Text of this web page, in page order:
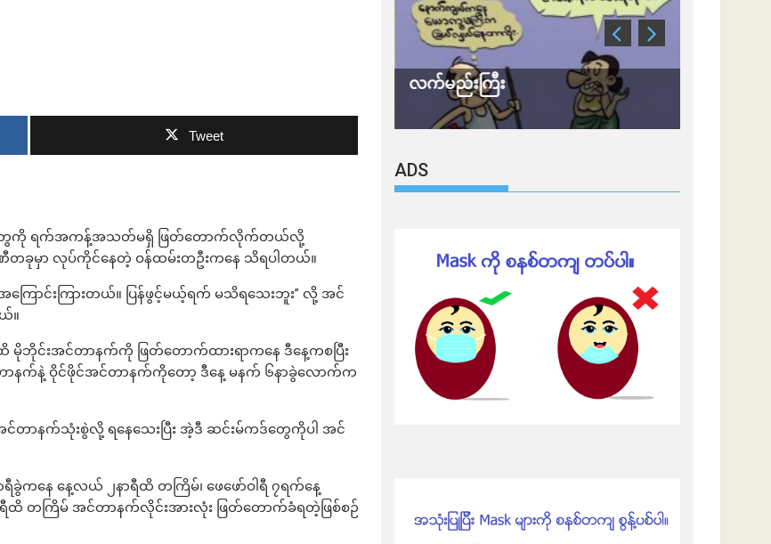
Tweet
က်တွေကို ရက်အကန့်အသတ်မရှိ ဖြတ်တောက်လိုက်တယ်လို့
တခုမှာ လုပ်ကိုင်နေတဲ့ ဝန်ထမ်းတဦးကနေ သိရပါတယ်။
င်းကြားတယ်။ ပြန်ဖွင့်မယ့်ရက် မသိရသေးဘူး” လို့ အင်
။
ရီထိ မိုဘိုင်းအင်တာနက်ကို ဖြတ်တောက်ထားရာကနေ ဒီနေ့ကစပြီး
နဲ့ ဝိုင်ဖိုင်အင်တာနက်ကိုတော့ ဒီနေ့ မနက် ၆နာခွဲလောက်က
အင်တာနက်သုံးစွဲလို့ ရနေသေးပြီး အဲ့ဒီ ဆင်းမ်ကဒ်တွေကိုပါ အင်
ခွဲကနေ နေ့လယ် ၂နာရီထိ တကြိမ်၊ ဖေဖော်ဝါရီ ၇ရက်နေ့
ရီထိ တကြိမ် အင်တာနက်လိုင်းအားလုံး ဖြတ်တောက်ခံရတဲ့ဖြစ်စဉ်
လက်မည်းကြီး
ADS